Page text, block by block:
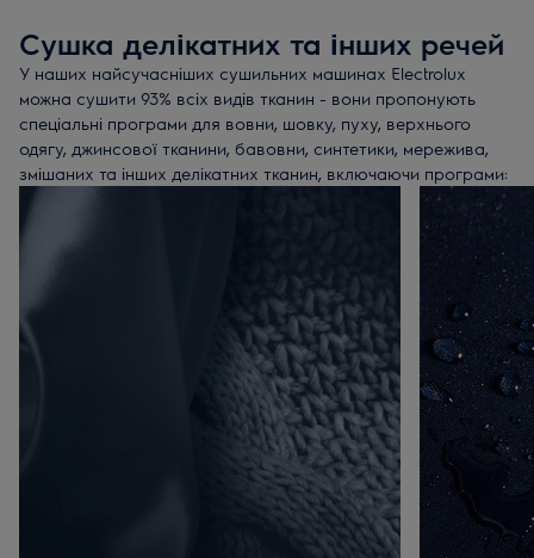
розмір речей, котрі сушаться: Наприклад, постільна
білизна, ковдри і штори вимагають більшого обсягу
барабана для досягнення найкращих результатів. У
Electrolux є сушильні машини місткістю 7-9 кг для
задоволення різних потреб.
Незалежно від обсягу завантаження, наша система
SensiCare використовує вдосконалені датчики вологості і
температури, щоб автоматично регулювати час сушіння.
Порада:
Сушка делікатних та інших речей
У наших найсучасніших сушильних машинах Electrolux
можна сушити 93% всіх видів тканин - вони пропонують
спеціальні програми для вовни, шовку, пуху, верхнього
одягу, джинсової тканини, бавовни, синтетики, мережива,
змішаних та інших делікатних тканин, включаючи програми: